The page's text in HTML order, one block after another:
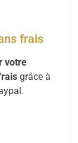
frais
votre
grâce à